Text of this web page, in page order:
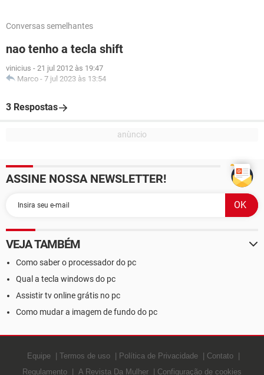
Conversas semelhantes
nao tenho a tecla shift
vinicius - 21 jul 2012 às 19:47
Marco - 7 jul 2023 às 13:54
3 Respostas
ASSINE NOSSA NEWSLETTER!
VEJA TAMBÉM
Como saber o processador do pc
Qual a tecla windows do pc
Assistir tv online grátis no pc
Como mudar a imagem de fundo do pc
Equipe Termos de uso Política de Privacidade
Contato
Regulamento
A Revista Da Mulher Configuração de cookies